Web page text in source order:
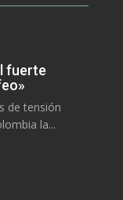
fuerte
de tensión
la...